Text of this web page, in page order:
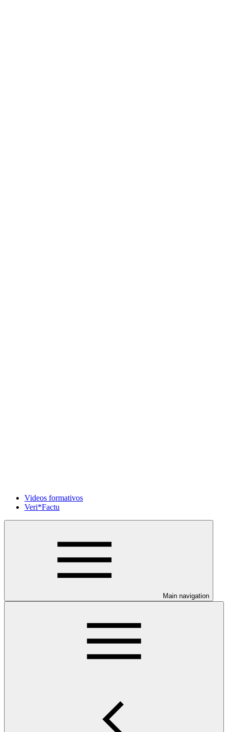
Videos formativos
Veri*Factu
Main navigation